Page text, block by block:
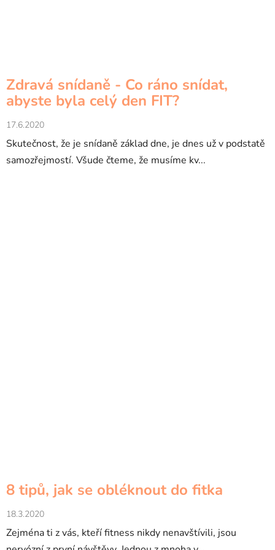
Zdravá snídaně - Co ráno snídat,
abyste byla celý den FIT?
17.6.2020
Skutečnost, že je snídaně základ dne, je dnes už v podstatě
samozřejmostí. Všude čteme, že musíme kv...
8 tipů, jak se obléknout do fitka
18.3.2020
Zejména ti z vás, kteří fitness nikdy nenavštívili, jsou